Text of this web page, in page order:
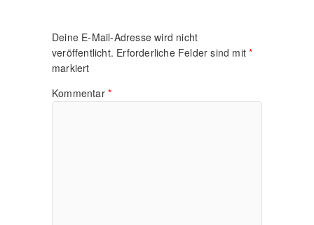
Deine E-Mail-Adresse wird nicht
veröffentlicht. Erforderliche Felder sind mit*
markiert
Kommentar *